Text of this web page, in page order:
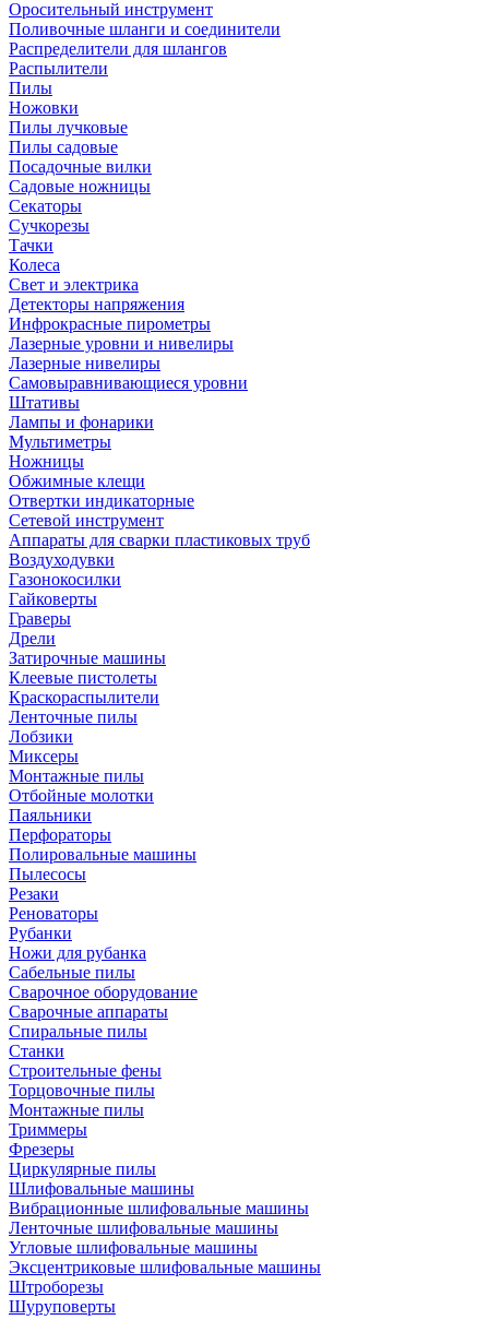
Оросительный инструмент
Поливочные шланги и соединители
Распределители для шлангов
Распылители
Пилы
Ножовки
Пилы лучковые
Пилы садовые
Посадочные вилки
Садовые ножницы
Секаторы
Сучкорезы
Тачки
Колеса
Свет и электрика
Детекторы напряжения
Инфрокрасные пирометры
Лазерные уровни и нивелиры
Лазерные нивелиры
Самовыравнивающиеся уровни
Штативы
Лампы и фонарики
Мультиметры
Ножницы
Обжимные клещи
Отвертки индикаторные
Сетевой инструмент
Аппараты для сварки пластиковых труб
Воздуходувки
Газонокосилки
Гайковерты
Граверы
Дрели
Затирочные машины
Клеевые пистолеты
Краскораспылители
Ленточные пилы
Лобзики
Миксеры
Монтажные пилы
Отбойные молотки
Паяльники
Перфораторы
Полировальные машины
Пылесосы
Резаки
Реноваторы
Рубанки
Ножи для рубанка
Сабельные пилы
Сварочное оборудование
Сварочные аппараты
Спиральные пилы
Станки
Строительные фены
Торцовочные пилы
Монтажные пилы
Триммеры
Фрезеры
Циркулярные пилы
Шлифовальные машины
Вибрационные шлифовальные машины
Ленточные шлифовальные машины
Угловые шлифовальные машины
Эксцентриковые шлифовальные машины
Штроборезы
Шуруповерты